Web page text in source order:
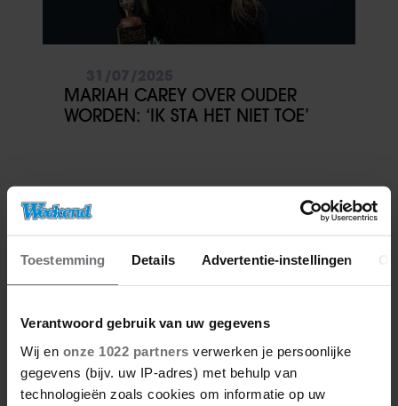
Toestemming Details Advertentie-instellingen
Verantwoord gebruik van uw gegevens
Wij en onze 1022 partners verwerken je persoonlijke
gegevens (bijv. uw IP-adres) met behulp van
technologieën zoals cookies om informatie op uw
MARIAH CAREY OVER OUDER
WORDEN: ‘IK STA HET NIET TOE’